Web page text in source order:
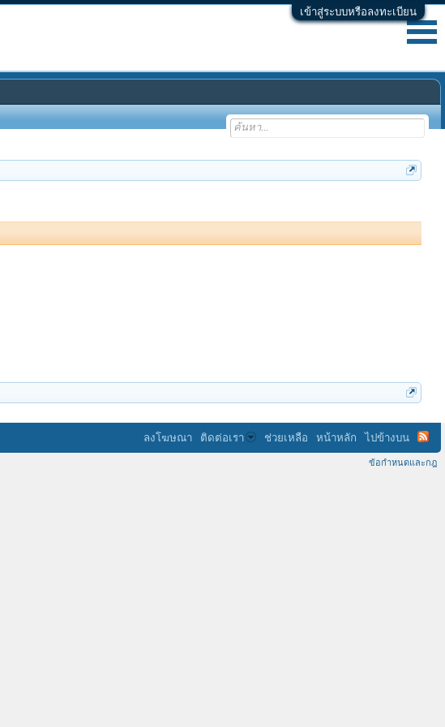
เข้าสู่ระบบหรือลงทะเบียน
ลงโฆษณา ติดต่อเรา ช่วยเหลือ หน้าหลัก ไปข้างบน
ข้อกำหนดและกฎ